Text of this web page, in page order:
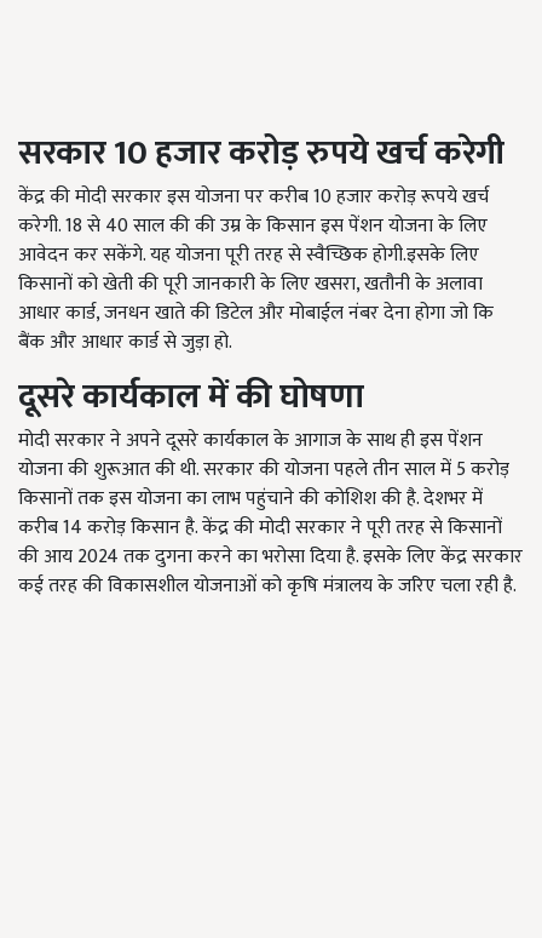
सरकार 10 हजार करोड़रुपये खर्च करेगी
केंद्र की मोदी सरकार इस योजना पर करीब 10 हजार करोड़ रूपये खर्च
करेगी. 18 से 40 साल की की उम्र के किसान इस पेंशन योजना के लिए
आवेदन कर सकेंगे. यह योजना पूरी तरह से स्वैच्छिक होगी.इसके लिए
किसानों को खेती की पूरी जानकारी के लिए खसरा, खतौनी के अलावा
आधार कार्ड, जनधन खाते की डिटेल और मोबाईल नंबर देना होगा जो कि
बैंक और आधार कार्ड से जुड़ा हो.
दूसरे कार्यकाल में की घोषणा
मोदी सरकार ने अपने दूसरे कार्यकाल के आगाज के साथ ही इस पेंशन
योजना की शुरूआत की थी. सरकार की योजना पहले तीन साल में 5 करोड़
किसानों तक इस योजना का लाभ पहुंचाने की कोशिश की है. देशभर में
करीब 14 करोड़ किसान है. केंद्र की मोदी सरकार ने पूरी तरह से किसानों
की आय 2024 तक दुगना करने का भरोसा दिया है. इसके लिए केंद्र सरकार
कई तरह की विकासशील योजनाओं को कृषि मंत्रालय के जरिए चला रही है.